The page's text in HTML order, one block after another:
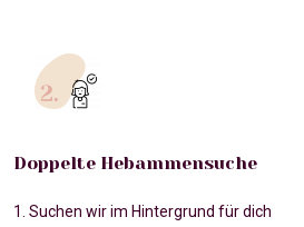
Doppelte Hebammensuche
1. Suchen wir im Hintergrund für dich